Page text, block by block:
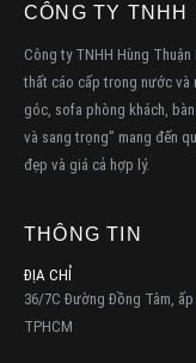
CÔNG TY TNHH
Công ty TNHH Hùng
thất cáo cấp trong nước và
góc, sofa phòng khách,
và sang trọng” mang đến
đẹp và giá cả hợp lý.
THÔNG TIN
ĐỊA CHỈ
36/7C Đường Đồng Tâm, ấp
TPHCM